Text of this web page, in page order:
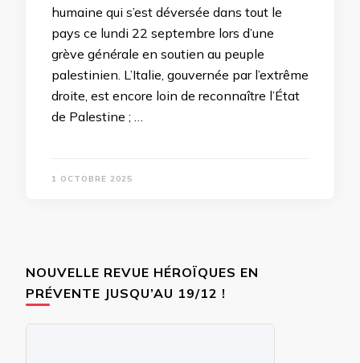
humaine qui s’est déversée dans tout le
pays ce lundi 22 septembre lors d’une
grève générale en soutien au peuple
palestinien. L’Italie, gouvernée par l’extrême
droite, est encore loin de reconnaître l’État
de Palestine ; …
1 OCTOBRE 2025
NOUVELLE REVUE HÉROÏQUES EN
PRÉVENTE JUSQU’AU 19/12 !